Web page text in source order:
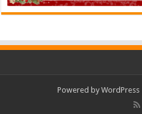
Powered by WordPress